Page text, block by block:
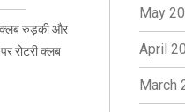
क्लब रुड़की और
रोटरी क्लब
May
April
March